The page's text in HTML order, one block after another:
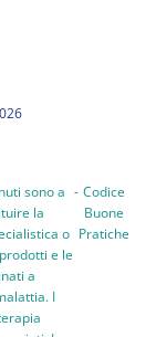
sono a
la
o
e le
a
I
- Codice
Buone
Pratiche